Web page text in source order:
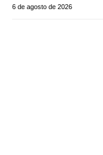
6 de agosto de 2026